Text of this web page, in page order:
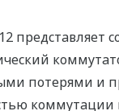
представляет
потерями и
коммутации